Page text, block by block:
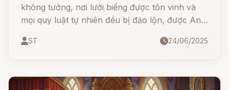
không tưởng, nơi lười biếng được tôn vinh và
mọi quy luật tự nhiên đều bị đảo lộn, được Anh
tích kỳ lạ và đầy hóm hỉnh.
ST 24/06/2025